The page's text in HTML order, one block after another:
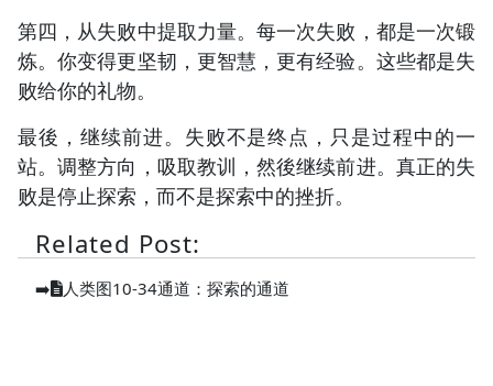
第四，从失败中提取力量。每一次失败，都是一次锻
炼。你变得更坚韧，更智慧，更有经验。这些都是失
败给你的礼物。
最後，继续前进。失败不是终点，只是过程中的一
站。调整方向，吸取教训，然後继续前进。真正的失
败是停止探索，而不是探索中的挫折。
Related Post:
➡️ 人类图10-34通道：探索的通道